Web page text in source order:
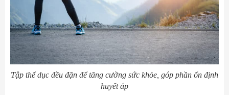
Tập thể dục đều đặn để tăng cường sức khỏe, góp phần ổn định
huyết áp